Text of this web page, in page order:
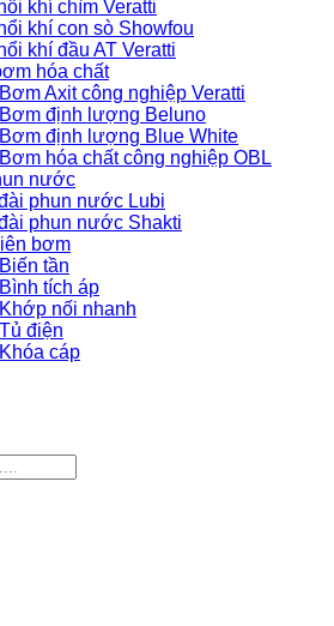
khí chìm Veratti
khí con sò Showfou
khí đầu AT Veratti
hóa chất
Bơm Axit công nghiệp Veratti
Bơm định lượng Beluno
Bơm định lượng Blue White
Bơm hóa chất công nghiệp OBL
nước
phun nước Lubi
phun nước Shakti
bơm
Biến tần
Bình tích áp
Khớp nối nhanh
Tủ điện
Khóa cáp